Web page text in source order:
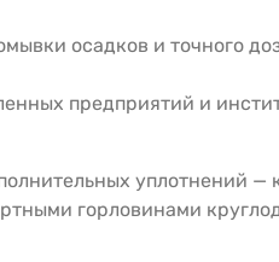
осадков и точного
предприятий и
уплотнений —
горловинами